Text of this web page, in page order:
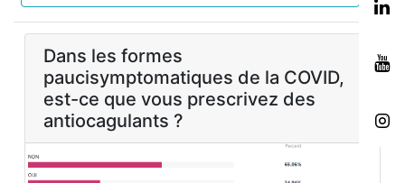
Dans les formes
paucisymptomatiques de la COVID,
est-ce que vous prescrivez des
antiocagulants ?